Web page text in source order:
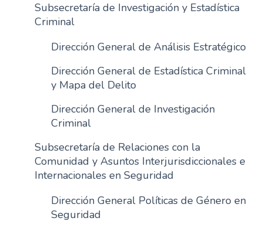
p
i
c
i
a
Subsecretaría de Investigación y Estadística
Criminal
Dirección General de Análisis Estratégico
Dirección General de Estadística Criminal
y Mapa del Delito
Dirección General de Investigación
Criminal
Subsecretaría de Relaciones con la
Comunidad y Asuntos Interjurisdiccionales e
Internacionales en Seguridad
Dirección General Políticas de Género en
Seguridad